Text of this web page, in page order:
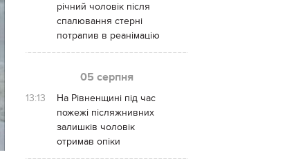
річний чоловік після
спалювання стерні
потрапив в реанімацію
05 серпня
13:13
На Рівненщині під час
пожежі післяжнивних
залишків чоловік
отримав опіки